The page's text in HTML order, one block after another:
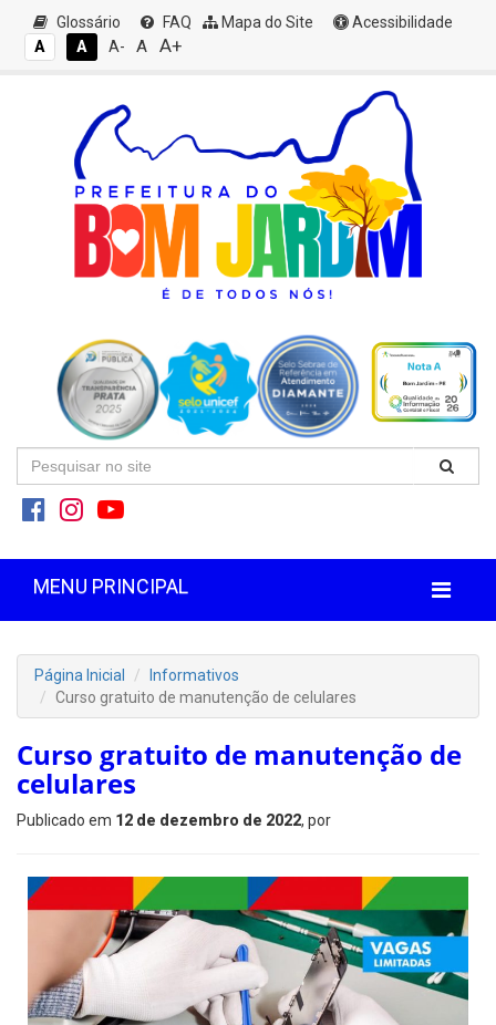
Glossário FAQ Mapa do Site
Acessibilidade
A
A A- A A+
MENU PRINCIPAL
Página Inicial
Informativos
Curso gratuito de manutenção de celulares
Curso gratuito de manutenção de
celulares
Publicado em 12 de dezembro de 2022, por